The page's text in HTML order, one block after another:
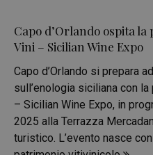
Capo d’Orlando ospita
Vini – Sicilian Wine Expo
Capo d’Orlando si prepara
sull’enologia siciliana con
– Sicilian Wine Expo, in
2025 alla Terrazza
turistico. L’evento nasce